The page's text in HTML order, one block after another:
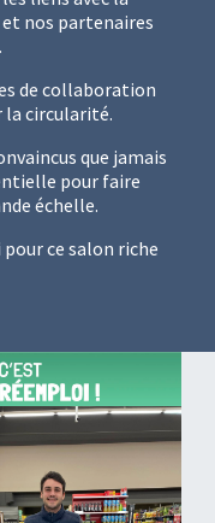
nos partenaires
de collaboration
la circularité.
que jamais
pour faire
échelle.
pour ce salon riche